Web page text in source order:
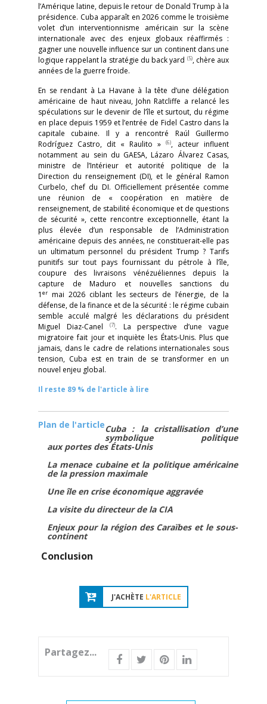
l’Amérique latine, depuis le retour de Donald Trump à la
présidence. Cuba apparaît en 2026 comme le troisième
volet d’un interventionnisme américain sur la scène
internationale avec des enjeux globaux réaffirmés :
gagner une nouvelle influence sur un continent dans une
logique rappelant la stratégie du back yard (5), chère aux
années de la guerre froide.
En se rendant à La Havane à la tête d’une délégation
américaine de haut niveau, John Ratcliffe a relancé les
spéculations sur le devenir de l’île et surtout, du régime
en place depuis 1959 et l’entrée de Fidel Castro dans la
capitale cubaine. Il y a rencontré Raúl Guillermo
Rodríguez Castro, dit « Raulito »
(6), acteur influent
notamment au sein du GAESA, Lázaro Álvarez Casas,
ministre de l’Intérieur et autorité politique de la
Direction du renseignement (DI), et le général Ramon
Curbelo, chef du DI. Officiellement présentée comme
une réunion de « coopération en matière de
renseignement, de stabilité économique et de questions
de sécurité », cette rencontre exceptionnelle, étant la
plus élevée d’un responsable de l’Administration
américaine depuis des années, ne constituerait-elle pas
un ultimatum personnel du président Trump ? Tarifs
punitifs sur tout pays fournissant du pétrole à l’île,
coupure des livraisons vénézuéliennes depuis la
capture de Maduro et nouvelles sanctions du
1 er mai 2026 ciblant les secteurs de l’énergie, de la
défense, de la finance et de la sécurité : le régime cubain
semble acculé malgré les déclarations du président
Miguel Diaz-Canel
(7). La perspective d’une vague
migratoire fait jour et inquiète les États-Unis. Plus que
jamais, dans le cadre de relations internationales sous
tension, Cuba est en train de se transformer en un
nouvel enjeu global.
Il reste 89 % de l'article à lire
Plan de l'articleCuba : la cristallisation d’une
symbolique politique
aux portes des États-Unis
La menace cubaine et la politique américaine
de la pression maximale
Une île en crise économique aggravée
La visite du directeur de la CIA
Enjeux pour la région des Caraïbes et le sous-
continent
Conclusion
J'ACHÈTE L'ARTICLE
Partagez...